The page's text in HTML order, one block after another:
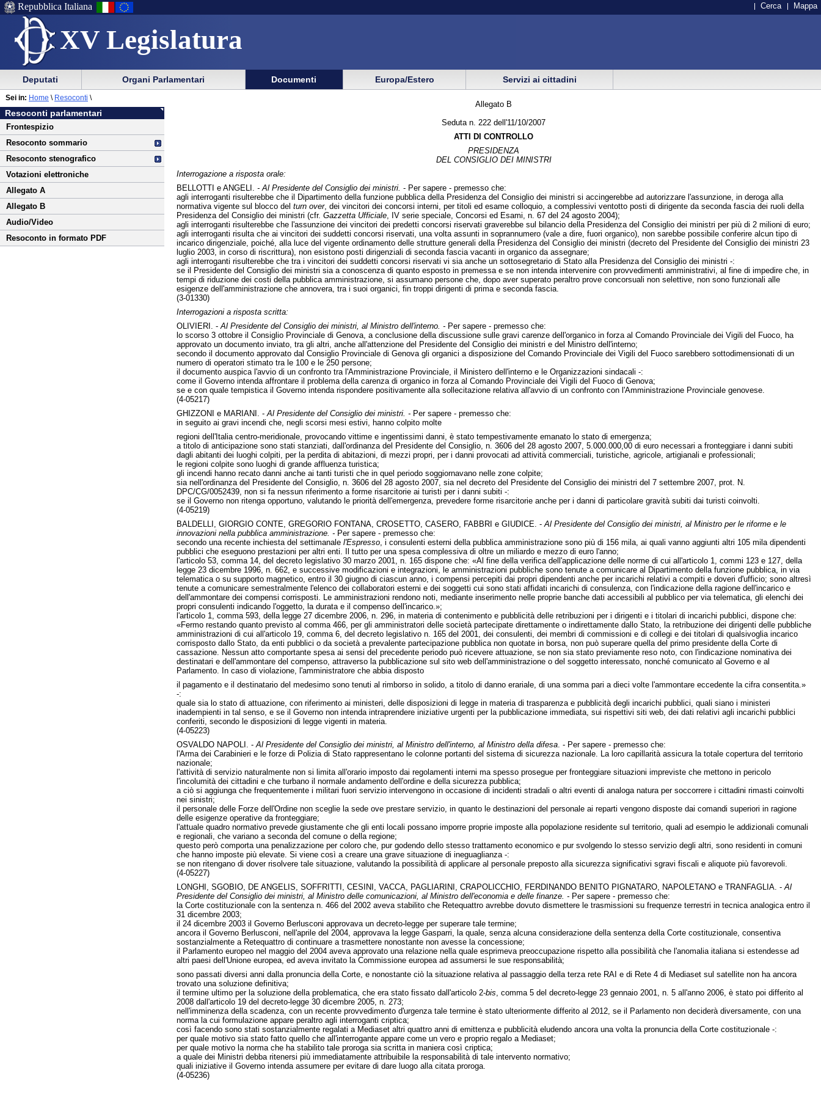
XV Legislatura
Menu
di
ausilio
alla
navigazione
Menu
di
navigazione
principale
Repubblica Italiana Cerca Mappa
Menu
di
navigazione
principale
menu
di
sezione
Deputati Organi Parlamentari Documenti Europa/Estero Servizi ai cittadini
Vai
al
contenuto
Resoconti parlamentari
Frontespizio
Resoconto sommario
Resoconto stenografico
Votazioni elettroniche
Allegato A
Allegato B
Audio/Video
Resoconto in formato PDF
Sei in: Home \ Resoconti \
Allegato B
Seduta n. 222 dell'11/10/2007
ATTI DI CONTROLLO
PRESIDENZA
DEL CONSIGLIO DEI MINISTRI
Interrogazione a risposta orale:
BELLOTTI e ANGELI. - Al Presidente del Consiglio dei ministri. - Per sapere - premesso che:
agli interroganti risulterebbe che il Dipartimento della funzione pubblica della Presidenza del Consiglio dei ministri si accingerebbe ad autorizzare l'assunzione, in deroga alla
normativa vigente sul blocco del turn over, dei vincitori dei concorsi interni, per titoli ed esame colloquio, a complessivi ventotto posti di dirigente da seconda fascia dei ruoli della
Presidenza del Consiglio dei ministri (cfr. Gazzetta Ufficiale, IV serie speciale, Concorsi ed Esami, n. 67 del 24 agosto 2004);
agli interroganti risulterebbe che l'assunzione dei vincitori dei predetti concorsi riservati graverebbe sul bilancio della Presidenza del Consiglio dei ministri per più di 2 milioni di euro;
agli interroganti risulta che ai vincitori dei suddetti concorsi riservati, una volta assunti in soprannumero (vale a dire, fuori organico), non sarebbe possibile conferire alcun tipo di
incarico dirigenziale, poiché, alla luce del vigente ordinamento delle strutture generali della Presidenza del Consiglio dei ministri (decreto del Presidente del Consiglio dei ministri 23
luglio 2003, in corso di riscrittura), non esistono posti dirigenziali di seconda fascia vacanti in organico da assegnare;
agli interroganti risulterebbe che tra i vincitori dei suddetti concorsi riservati vi sia anche un sottosegretario di Stato alla Presidenza del Consiglio dei ministri -:
se il Presidente del Consiglio dei ministri sia a conoscenza di quanto esposto in premessa e se non intenda intervenire con provvedimenti amministrativi, al fine di impedire che, in
tempi di riduzione dei costi della pubblica amministrazione, si assumano persone che, dopo aver superato peraltro prove concorsuali non selettive, non sono funzionali alle
esigenze dell'amministrazione che annovera, tra i suoi organici, fin troppi dirigenti di prima e seconda fascia.
(3-01330)
Interrogazioni a risposta scritta:
OLIVIERI. - Al Presidente del Consiglio dei ministri, al Ministro dell'interno. -Per sapere - premesso che:
lo scorso 3 ottobre il Consiglio Provinciale di Genova, a conclusione della discussione sulle gravi carenze dell'organico in forza al Comando Provinciale dei Vigili del Fuoco, ha
approvato un documento inviato, tra gli altri, anche all'attenzione del Presidente del Consiglio dei ministri e del Ministro dell'interno;
secondo il documento approvato dal Consiglio Provinciale di Genova gli organici a disposizione del Comando Provinciale dei Vigili del Fuoco sarebbero sottodimensionati di un
numero di operatori stimato tra le 100 e le 250 persone;
il documento auspica l'avvio di un confronto tra l'Amministrazione Provinciale, il Ministero dell'interno e le Organizzazioni sindacali -:
come il Governo intenda affrontare il problema della carenza di organico in forza al Comando Provinciale dei Vigili del Fuoco di Genova;
se e con quale tempistica il Governo intenda rispondere positivamente alla sollecitazione relativa all'avvio di un confronto con l'Amministrazione Provinciale genovese.
(4-05217)
GHIZZONI e MARIANI. - Al Presidente del Consiglio dei ministri. -Per sapere - premesso che:
in seguito ai gravi incendi che, negli scorsi mesi estivi, hanno colpito molte
regioni dell'Italia centro-meridionale, provocando vittime e ingentissimi danni, è stato tempestivamente emanato lo stato di emergenza;
a titolo di anticipazione sono stati stanziati, dall'ordinanza del Presidente del Consiglio, n. 3606 del 28 agosto 2007, 5.000.000,00 di euro necessari a fronteggiare i danni subiti
dagli abitanti dei luoghi colpiti, per la perdita di abitazioni, di mezzi propri, per i danni provocati ad attività commerciali, turistiche, agricole, artigianali e professionali;
le regioni colpite sono luoghi di grande affluenza turistica;
gli incendi hanno recato danni anche ai tanti turisti che in quel periodo soggiornavano nelle zone colpite;
sia nell'ordinanza del Presidente del Consiglio, n. 3606 del 28 agosto 2007, sia nel decreto del Presidente del Consiglio dei ministri del 7 settembre 2007, prot. N.
DPC/CG/0052439, non si fa nessun riferimento a forme risarcitorie ai turisti per i danni subiti -:
se il Governo non ritenga opportuno, valutando le priorità dell'emergenza, prevedere forme risarcitorie anche per i danni di particolare gravità subiti dai turisti coinvolti.
(4-05219)
BALDELLI, GIORGIO CONTE, GREGORIO FONTANA, CROSETTO, CASERO, FABBRI e GIUDICE. - Al Presidente del Consiglio dei ministri, al Ministro per le riforme e le
innovazioni nella pubblica amministrazione. -Per sapere - premesso che:
secondo una recente inchiesta del settimanale l'Espresso, i consulenti esterni della pubblica amministrazione sono più di 156 mila, ai quali vanno aggiunti altri 105 mila dipendenti
pubblici che eseguono prestazioni per altri enti. Il tutto per una spesa complessiva di oltre un miliardo e mezzo di euro l'anno;
l'articolo 53, comma 14, del decreto legislativo 30 marzo 2001, n. 165 dispone che: «Al fine della verifica dell'applicazione delle norme di cui all'articolo 1, commi 123 e 127, della
legge 23 dicembre 1996, n. 662, e successive modificazioni e integrazioni, le amministrazioni pubbliche sono tenute a comunicare al Dipartimento della funzione pubblica, in via
telematica o su supporto magnetico, entro il 30 giugno di ciascun anno, i compensi percepiti dai propri dipendenti anche per incarichi relativi a compiti e doveri d'ufficio; sono altresì
tenute a comunicare semestralmente l'elenco dei collaboratori esterni e dei soggetti cui sono stati affidati incarichi di consulenza, con l'indicazione della ragione dell'incarico e
dell'ammontare dei compensi corrisposti. Le amministrazioni rendono noti, mediante inserimento nelle proprie banche dati accessibili al pubblico per via telematica, gli elenchi dei
propri consulenti indicando l'oggetto, la durata e il compenso dell'incarico.»;
l'articolo 1, comma 593, della legge 27 dicembre 2006, n. 296, in materia di contenimento e pubblicità delle retribuzioni per i dirigenti e i titolari di incarichi pubblici, dispone che:
«Fermo restando quanto previsto al comma 466, per gli amministratori delle società partecipate direttamente o indirettamente dallo Stato, la retribuzione dei dirigenti delle pubbliche
amministrazioni di cui all'articolo 19, comma 6, del decreto legislativo n. 165 del 2001, dei consulenti, dei membri di commissioni e di collegi e dei titolari di qualsivoglia incarico
corrisposto dallo Stato, da enti pubblici o da società a prevalente partecipazione pubblica non quotate in borsa, non può superare quella del primo presidente della Corte di
cassazione. Nessun atto comportante spesa ai sensi del precedente periodo può ricevere attuazione, se non sia stato previamente reso noto, con l'indicazione nominativa dei
destinatari e dell'ammontare del compenso, attraverso la pubblicazione sul sito web dell'amministrazione o del soggetto interessato, nonché comunicato al Governo e al
Parlamento. In caso di violazione, l'amministratore che abbia disposto
il pagamento e il destinatario del medesimo sono tenuti al rimborso in solido, a titolo di danno erariale, di una somma pari a dieci volte l'ammontare eccedente la cifra consentita.»
-:
quale sia lo stato di attuazione, con riferimento ai ministeri, delle disposizioni di legge in materia di trasparenza e pubblicità degli incarichi pubblici, quali siano i ministeri
inadempienti in tal senso, e se il Governo non intenda intraprendere iniziative urgenti per la pubblicazione immediata, sui rispettivi siti web, dei dati relativi agli incarichi pubblici
conferiti, secondo le disposizioni di legge vigenti in materia.
(4-05223)
OSVALDO NAPOLI. - Al Presidente del Consiglio dei ministri, al Ministro dell'interno, al Ministro della difesa. - Per sapere - premesso che:
l'Arma dei Carabinieri e le forze di Polizia di Stato rappresentano le colonne portanti del sistema di sicurezza nazionale. La loro capillarità assicura la totale copertura del territorio
nazionale;
l'attività di servizio naturalmente non si limita all'orario imposto dai regolamenti interni ma spesso prosegue per fronteggiare situazioni impreviste che mettono in pericolo
l'incolumità dei cittadini e che turbano il normale andamento dell'ordine e della sicurezza pubblica;
a ciò si aggiunga che frequentemente i militari fuori servizio intervengono in occasione di incidenti stradali o altri eventi di analoga natura per soccorrere i cittadini rimasti coinvolti
nei sinistri;
il personale delle Forze dell'Ordine non sceglie la sede ove prestare servizio, in quanto le destinazioni del personale ai reparti vengono disposte dai comandi superiori in ragione
delle esigenze operative da fronteggiare;
l'attuale quadro normativo prevede giustamente che gli enti locali possano imporre proprie imposte alla popolazione residente sul territorio, quali ad esempio le addizionali comunali
e regionali, che variano a seconda del comune o della regione;
questo però comporta una penalizzazione per coloro che, pur godendo dello stesso trattamento economico e pur svolgendo lo stesso servizio degli altri, sono residenti in comuni
che hanno imposte più elevate. Si viene così a creare una grave situazione di ineguaglianza -:
se non ritengano di dover risolvere tale situazione, valutando la possibilità di applicare al personale preposto alla sicurezza significativi sgravi fiscali e aliquote più favorevoli.
(4-05227)
LONGHI, SGOBIO, DE ANGELIS, SOFFRITTI, CESINI, VACCA, PAGLIARINI, CRAPOLICCHIO, FERDINANDO BENITO PIGNATARO, NAPOLETANO e TRANFAGLIA. - Al
Presidente del Consiglio dei ministri, al Ministro delle comunicazioni, al Ministro dell'economia e delle finanze. -Per sapere - premesso che:
la Corte costituzionale con la sentenza n. 466 del 2002 aveva stabilito che Retequattro avrebbe dovuto dismettere le trasmissioni su frequenze terrestri in tecnica analogica entro il
31 dicembre 2003;
il 24 dicembre 2003 il Governo Berlusconi approvava un decreto-legge per superare tale termine;
ancora il Governo Berlusconi, nell'aprile del 2004, approvava la legge Gasparri, la quale, senza alcuna considerazione della sentenza della Corte costituzionale, consentiva
sostanzialmente a Retequattro di continuare a trasmettere nonostante non avesse la concessione;
il Parlamento europeo nel maggio del 2004 aveva approvato una relazione nella quale esprimeva preoccupazione rispetto alla possibilità che l'anomalia italiana si estendesse ad
altri paesi dell'Unione europea, ed aveva invitato la Commissione europea ad assumersi le sue responsabilità;
sono passati diversi anni dalla pronuncia della Corte, e nonostante ciò la situazione relativa al passaggio della terza rete RAI e di Rete 4 di Mediaset sul satellite non ha ancora
trovato una soluzione definitiva;
il termine ultimo per la soluzione della problematica, che era stato fissato dall'articolo 2-bis , comma 5 del decreto-legge 23 gennaio 2001, n. 5 all'anno 2006, è stato poi differito al
2008 dall'articolo 19 del decreto-legge 30 dicembre 2005, n. 273;
nell'imminenza della scadenza, con un recente provvedimento d'urgenza tale termine è stato ulteriormente differito al 2012, se il Parlamento non deciderà diversamente, con una
norma la cui formulazione appare peraltro agli interroganti criptica;
così facendo sono stati sostanzialmente regalati a Mediaset altri quattro anni di emittenza e pubblicità eludendo ancora una volta la pronuncia della Corte costituzionale -:
per quale motivo sia stato fatto quello che all'interrogante appare come un vero e proprio regalo a Mediaset;
per quale motivo la norma che ha stabilito tale proroga sia scritta in maniera così criptica;
a quale dei Ministri debba ritenersi più immediatamente attribuibile la responsabilità di tale intervento normativo;
quali iniziative il Governo intenda assumere per evitare di dare luogo alla citata proroga.
(4-05236)